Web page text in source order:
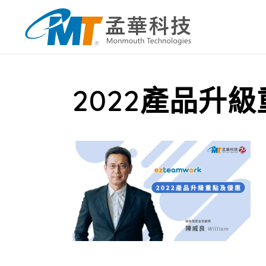
2022產品升級